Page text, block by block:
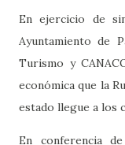
En ejercicio de
Ayuntamiento de
Turismo y
económica que la
estado llegue a los
En conferencia